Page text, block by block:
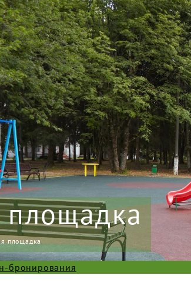
площадка
площадка
бронирования